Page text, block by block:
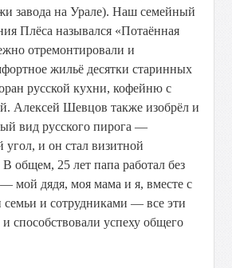
завода на Урале). Наш семейный
Плёса назывался «Потаённая
отремонтировали и
жильё десятки старинных
русской кухни, кофейню с
Алексей Шевцов также изобрёл и
вид русского пирога —
и он стал визитной
общем, 25 лет папа работал без
мой дядя, моя мама и я, вместе с
семьи и сотрудниками — все эти
способствовали успеху общего